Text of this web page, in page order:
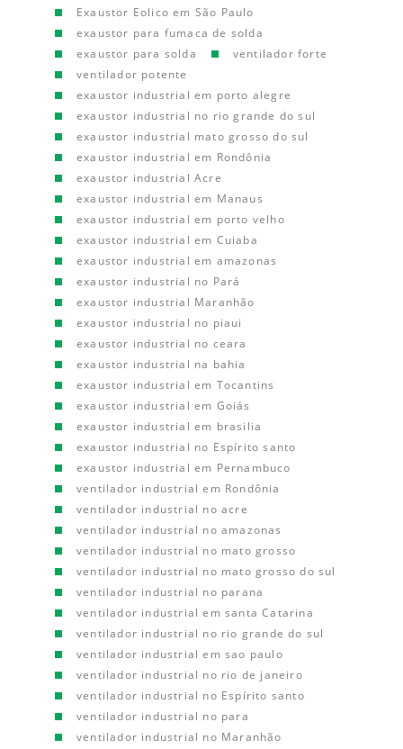
Exaustor Eolico em São Paulo
exaustor para fumaca de solda
exaustor para solda
ventilador forte
ventilador potente
exaustor industrial em porto alegre
exaustor industrial no rio grande do sul
exaustor industrial mato grosso do sul
exaustor industrial em Rondônia
exaustor industrial Acre
exaustor industrial em Manaus
exaustor industrial em porto velho
exaustor industrial em Cuiaba
exaustor industrial em amazonas
exaustor industrial no Pará
exaustor industrial Maranhão
exaustor industrial no piaui
exaustor industrial no ceara
exaustor industrial na bahia
exaustor industrial em Tocantins
exaustor industrial em Goiás
exaustor industrial em brasilia
exaustor industrial no Espírito santo
exaustor industrial em Pernambuco
ventilador industrial em Rondônia
ventilador industrial no acre
ventilador industrial no amazonas
ventilador industrial no mato grosso
ventilador industrial no mato grosso do sul
ventilador industrial no parana
ventilador industrial em santa Catarina
ventilador industrial no rio grande do sul
ventilador industrial em sao paulo
ventilador industrial no rio de janeiro
ventilador industrial no Espírito santo
ventilador industrial no para
ventilador industrial no Maranhão